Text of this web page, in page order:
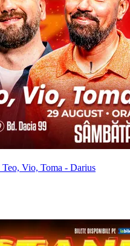
Vio, Toma - Darius